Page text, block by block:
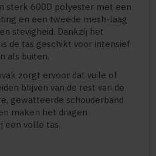
sterk 600D polyester met een
en een tweede mesh-laag
stevigheid. Dankzij het
de tas geschikt voor intensief
als buiten.
zorgt ervoor dat vuile of
blijven van de rest van de
gewatteerde schouderband
maken het dragen
een volle tas.